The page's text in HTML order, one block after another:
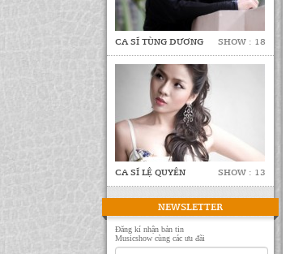
CA SĨ TÙNG DƯƠNG SHOW : 18
CA SĨ LỆ QUYÊN SHOW : 13
NEWSLETTER
Đăng kí nhận bản tin
Musicshow cùng các ưu đãi